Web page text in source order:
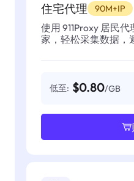
住宅代理 90M+IP
使用 911Proxy 居民
家，轻松采集数据，
低至: $0.80/GB